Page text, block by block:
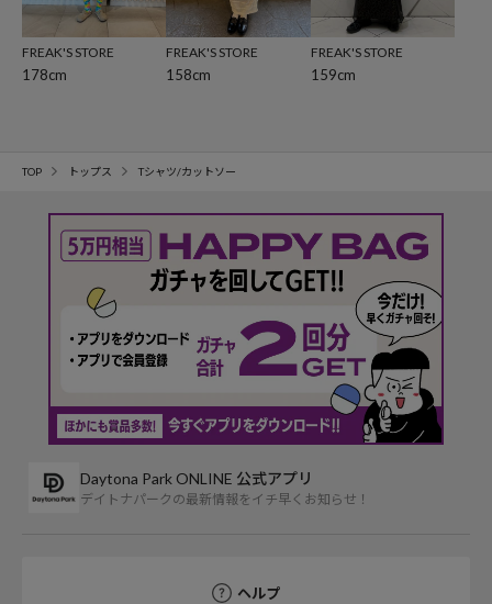
FREAK'S STORE
178cm
FREAK'S STORE
158cm
FREAK'S STORE
159cm
TOP トップス Tシャツ/カットソー
Daytona Park ONLINE 公式アプリ
デイトナパークの最新情報をイチ早くお知らせ！
ヘルプ